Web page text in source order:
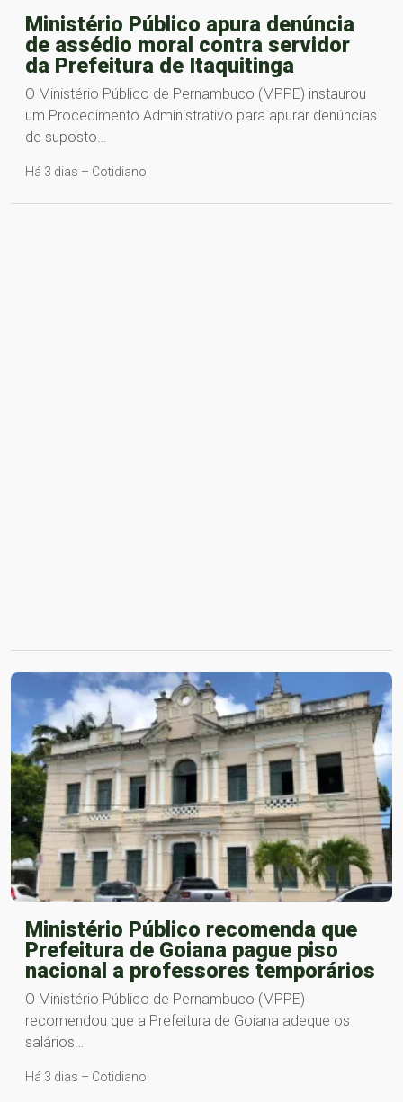
Ministério Público apura denúncia
de assédio moral contra servidor
da Prefeitura de Itaquitinga
O Ministério Público de Pernambuco (MPPE) instaurou
um Procedimento Administrativo para apurar denúncias
de suposto…
Há 3 dias – Cotidiano
Ministério Público recomenda que
Prefeitura de Goiana pague piso
nacional a professores temporários
O Ministério Público de Pernambuco (MPPE)
recomendou que a Prefeitura de Goiana adeque os
salários…
Há 3 dias – Cotidiano